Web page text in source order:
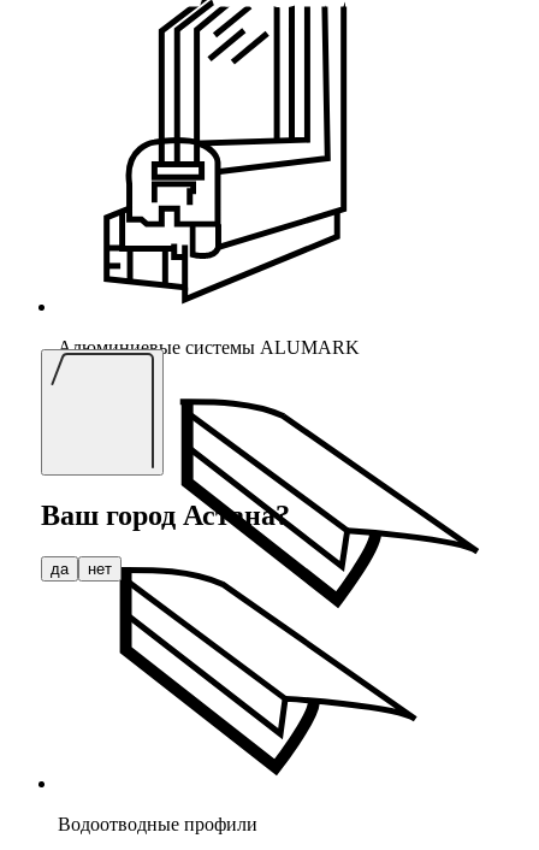
Алюминиевые системы ALUMARK
Водоотводные профили
Ваш город Астана?
да нет